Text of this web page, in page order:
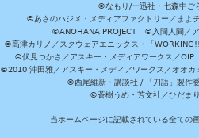
©なもり/一迅社・七森中
©あさのハジメ・メディアファクトリー／ま
©ANOHANA PROJECT ©入間人間／ア
©高津カリノ／スクウェアエニックス・「
©伏見つかさ／アスキー・メディアワークス／
©2010 沖田雅／アスキー・メディアワークス／オオ
©西尾維新・講談社 / 「刀語」製作
©蒼樹うめ・芳文社／ひだま
当ホームページに記載されている全ての